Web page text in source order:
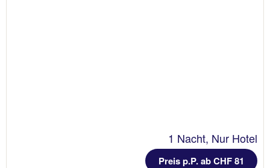
1 Nacht, Nur Hotel
Preis p.P. ab CHF 81